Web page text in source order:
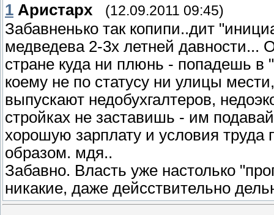
1 Аристарх (12.09.2011 09:45)
Забавненько так копипи..дит
медведева 2-3х летней давности...
стране куда ни плюнь - попадешь
коему не по статусу ни улицы
выпускают недобухгалтеров,
стройках не заставишь - им
хорошую зарплату и условия
образом. мдя..
Забавно. Власть уже настолько
никакие, даже дейсствительно